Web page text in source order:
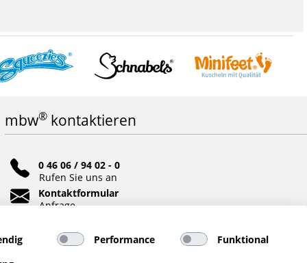
mbw®kontaktieren
0 46 06 / 94 02 - 0
Rufen Sie uns an
Kontaktformular
Anfrage
Soziale Netzwerke
Performance
Funktional